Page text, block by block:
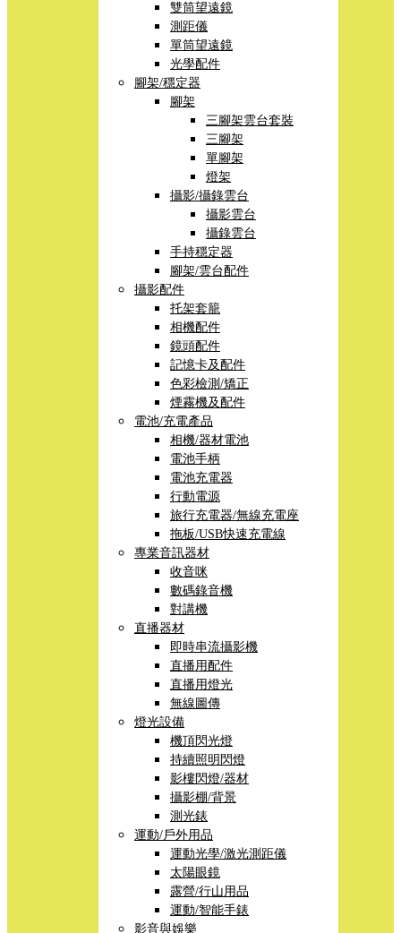
雙筒望遠鏡
測距儀
單筒望遠鏡
光學配件
腳架/穩定器
腳架
三腳架雲台套裝
三腳架
單腳架
燈架
攝影/攝錄雲台
攝影雲台
攝錄雲台
手持穩定器
腳架/雲台配件
攝影配件
托架套籠
相機配件
鏡頭配件
記憶卡及配件
色彩檢測/矯正
煙霧機及配件
電池/充電產品
相機/器材電池
電池手柄
電池充電器
行動電源
旅行充電器/無線充電座
拖板/USB快速充電線
專業音訊器材
收音咪
數碼錄音機
對講機
直播器材
即時串流攝影機
直播用配件
直播用燈光
無線圖傳
燈光設備
機頂閃光燈
持續照明閃燈
影樓閃燈/器材
攝影棚/背景
測光錶
運動/戶外用品
運動光學/激光測距儀
太陽眼鏡
露營/行山用品
運動/智能手錶
影音與娛樂